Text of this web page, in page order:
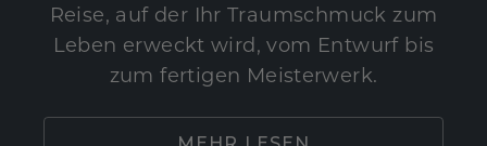
Reise, auf der Ihr Traumschmuck zum
Leben erweckt wird, vom Entwurf bis
zum fertigen Meisterwerk.